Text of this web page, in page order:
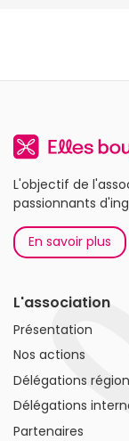
L'objectif de
passionnants
En savoir plus
L'association
Présentation
Nos actions
Délégations
Délégations
Partenaires